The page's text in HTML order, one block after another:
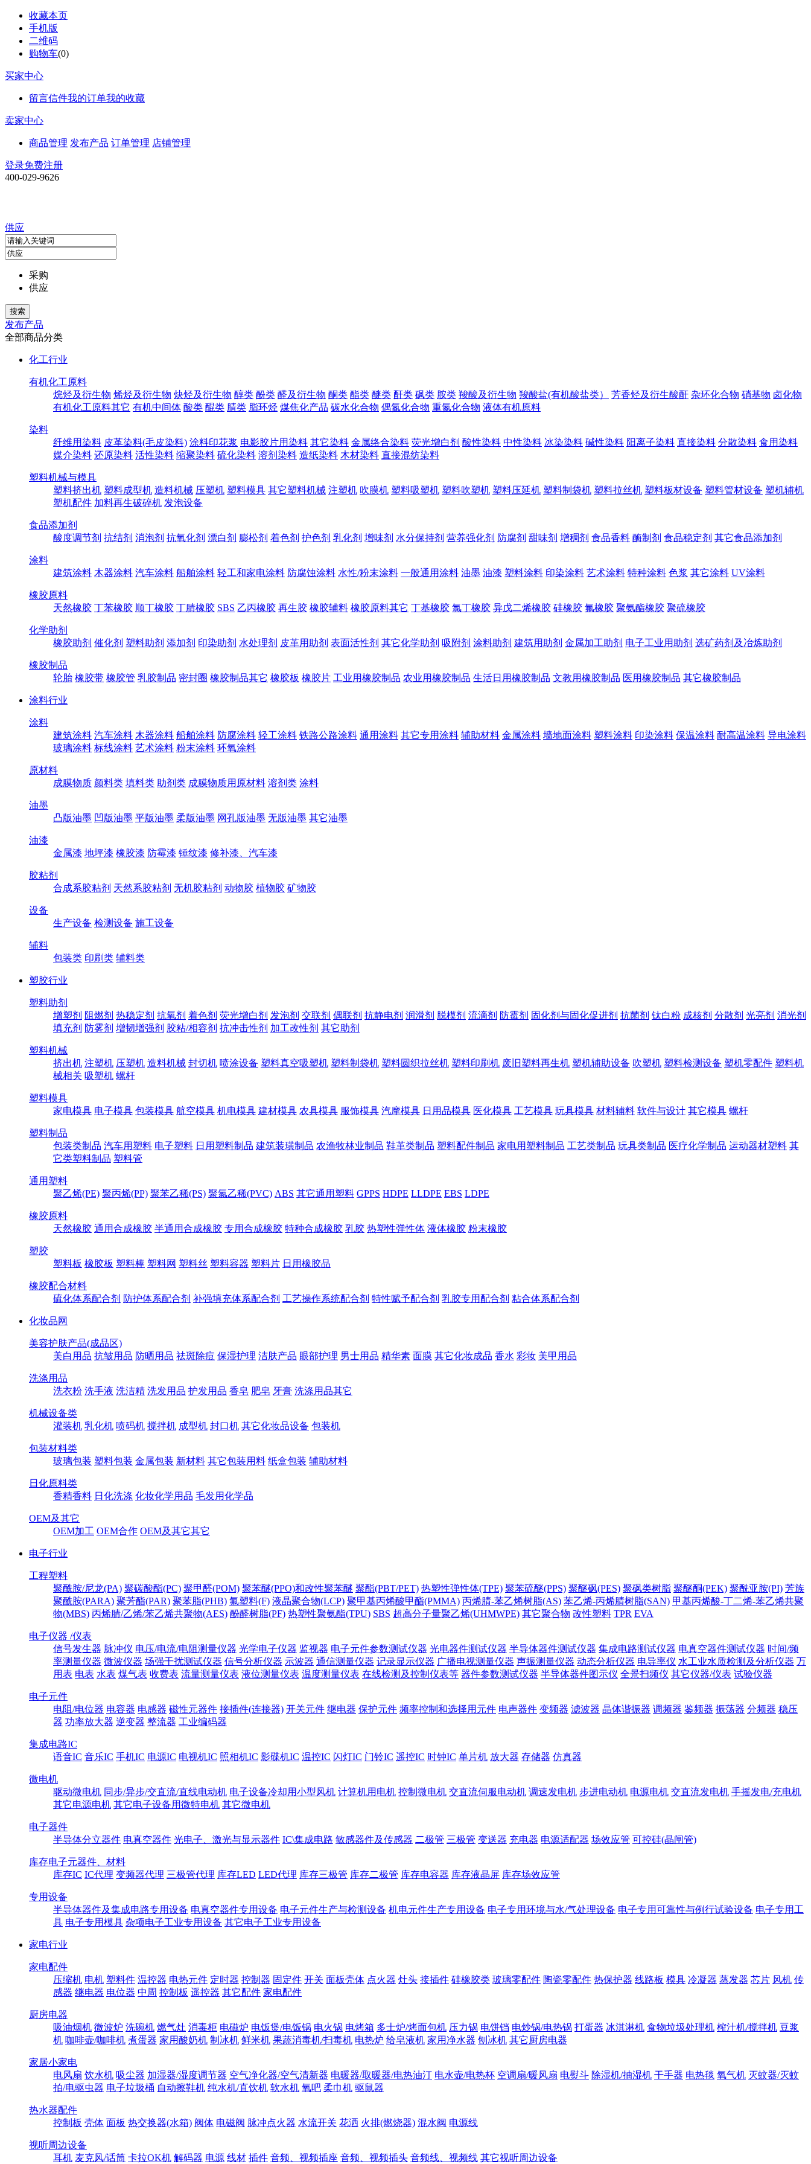
收藏本页
手机版
二维码
购物车(0)
买家中心
留言信件我的订单我的收藏
卖家中心
商品管理 发布产品 订单管理 店铺管理
登录免费注册
400-029-9626
供应
采购
供应
发布产品
全部商品分类
化工行业
有机化工原料
烷烃及衍生物 烯烃及衍生物 炔烃及衍生物 醇类 酚类 醛及衍生物 酮类 酯类 醚类 酐类 砜类 胺类 羧酸及衍生物 羧酸盐(有机酸盐类） 芳香烃及衍生酸酐 杂环化合物 硝基物 卤化物
有机化工原料其它 有机中间体 酸类 醌类 腈类 脂环烃 煤焦化产品 碳水化合物 偶氮化合物 重氮化合物 液体有机原料
染料
纤维用染料 皮革染料(毛皮染料) 涂料印花浆 电影胶片用染料 其它染料 金属络合染料 荧光增白剂 酸性染料 中性染料 冰染染料 碱性染料 阳离子染料 直接染料 分散染料 食用染料
媒介染料 还原染料 活性染料 缩聚染料 硫化染料 溶剂染料 造纸染料 木材染料 直接混纺染料
塑料机械与模具
塑料挤出机 塑料成型机 造料机械 压塑机 塑料模具 其它塑料机械 注塑机 吹膜机 塑料吸塑机 塑料吹塑机 塑料压延机 塑料制袋机 塑料拉丝机 塑料板材设备 塑料管材设备 塑机辅机
塑机配件 加料再生破碎机 发泡设备
食品添加剂
酸度调节剂 抗结剂 消泡剂 抗氧化剂 漂白剂 膨松剂 着色剂 护色剂 乳化剂 增味剂 水分保持剂 营养强化剂 防腐剂 甜味剂 增稠剂 食品香料 酶制剂 食品稳定剂 其它食品添加剂
涂料
建筑涂料 木器涂料 汽车涂料 船舶涂料 轻工和家电涂料 防腐蚀涂料 水性/粉末涂料 一般通用涂料 油墨 油漆 塑料涂料 印染涂料 艺术涂料 特种涂料 色浆 其它涂料 UV涂料
橡胶原料
天然橡胶 丁苯橡胶 顺丁橡胶 丁腈橡胶 SBS 乙丙橡胶 再生胶 橡胶辅料 橡胶原料其它 丁基橡胶 氯丁橡胶 异戊二烯橡胶 硅橡胶 氟橡胶 聚氨酯橡胶 聚硫橡胶
化学助剂
橡胶助剂 催化剂 塑料助剂 添加剂 印染助剂 水处理剂 皮革用助剂 表面活性剂 其它化学助剂 吸附剂 涂料助剂 建筑用助剂 金属加工助剂 电子工业用助剂 选矿药剂及冶炼助剂
橡胶制品
轮胎 橡胶带 橡胶管 乳胶制品 密封圈 橡胶制品其它 橡胶板 橡胶片 工业用橡胶制品 农业用橡胶制品 生活日用橡胶制品 文教用橡胶制品 医用橡胶制品 其它橡胶制品
涂料行业
涂料
建筑涂料 汽车涂料 木器涂料 船舶涂料 防腐涂料 轻工涂料 铁路公路涂料 通用涂料 其它专用涂料 辅助材料 金属涂料 墙地面涂料 塑料涂料 印染涂料 保温涂料 耐高温涂料 导电涂料
玻璃涂料 标线涂料 艺术涂料 粉末涂料 环氧涂料
原材料
成膜物质 颜料类 填料类 助剂类 成膜物质用原材料 溶剂类 涂料
油墨
凸版油墨 凹版油墨 平版油墨 柔版油墨 网孔版油墨 无版油墨 其它油墨
油漆
金属漆 地坪漆 橡胶漆 防霉漆 锤纹漆 修补漆、汽车漆
胶粘剂
合成系胶粘剂 天然系胶粘剂 无机胶粘剂 动物胶 植物胶 矿物胶
设备
生产设备 检测设备 施工设备
辅料
包装类 印刷类 辅料类
塑胶行业
塑料助剂
增塑剂 阻燃剂 热稳定剂 抗氧剂 着色剂 荧光增白剂 发泡剂 交联剂 偶联剂 抗静电剂 润滑剂 脱模剂 流滴剂 防霉剂 固化剂与固化促进剂 抗菌剂 钛白粉 成核剂 分散剂 光亮剂 消光剂
填充剂 防雾剂 增韧增强剂 胶粘/相容剂 抗冲击性剂 加工改性剂 其它助剂
塑料机械
挤出机 注塑机 压塑机 造料机械 封切机 喷涂设备 塑料真空吸塑机 塑料制袋机 塑料圆织拉丝机 塑料印刷机 废旧塑料再生机 塑机辅助设备 吹塑机 塑料检测设备 塑机零配件 塑料机
械相关 吸塑机 螺杆
塑料模具
家电模具 电子模具 包装模具 航空模具 机电模具 建材模具 农具模具 服饰模具 汽摩模具 日用品模具 医化模具 工艺模具 玩具模具 材料辅料 软件与设计 其它模具 螺杆
塑料制品
包装类制品 汽车用塑料 电子塑料 日用塑料制品 建筑装璜制品 农渔牧林业制品 鞋革类制品 塑料配件制品 家电用塑料制品 工艺类制品 玩具类制品 医疗化学制品 运动器材塑料 其
它类塑料制品 塑料管
通用塑料
聚乙烯(PE) 聚丙烯(PP) 聚苯乙稀(PS) 聚氯乙稀(PVC) ABS 其它通用塑料 GPPS HDPE LLDPE EBS LDPE
橡胶原料
天然橡胶 通用合成橡胶 半通用合成橡胶 专用合成橡胶 特种合成橡胶 乳胶 热塑性弹性体 液体橡胶 粉末橡胶
塑胶
塑料板 橡胶板 塑料棒 塑料网 塑料丝 塑料容器 塑料片 日用橡胶品
橡胶配合材料
硫化体系配合剂 防护体系配合剂 补强填充体系配合剂 工艺操作系统配合剂 特性赋予配合剂 乳胶专用配合剂 粘合体系配合剂
化妆品网
美容护肤产品(成品区)
美白用品 抗皱用品 防晒用品 祛斑除痘 保湿护理 洁肤产品 眼部护理 男士用品 精华素 面膜 其它化妆成品 香水 彩妆 美甲用品
洗涤用品
洗衣粉 洗手液 洗洁精 洗发用品 护发用品 香皂 肥皂 牙膏 洗涤用品其它
机械设备类
灌装机 乳化机 喷码机 搅拌机 成型机 封口机 其它化妆品设备 包装机
包装材料类
玻璃包装 塑料包装 金属包装 新材料 其它包装用料 纸盒包装 辅助材料
日化原料类
香精香料 日化洗涤 化妆化学用品 毛发用化学品
OEM及其它
OEM加工 OEM合作 OEM及其它其它
电子行业
工程塑料
聚酰胺/尼龙(PA) 聚碳酸酯(PC) 聚甲醛(POM) 聚苯醚(PPO)和改性聚苯醚 聚酯(PBT/PET) 热塑性弹性体(TPE) 聚苯硫醚(PPS) 聚醚砜(PES) 聚砜类树脂 聚醚酮(PEK) 聚酰亚胺(PI) 芳族
聚酰胺(PARA) 聚芳酯(PAR) 聚苯脂(PHB) 氟塑料(F) 液晶聚合物(LCP) 聚甲基丙烯酸甲酯(PMMA) 丙烯腈-苯乙烯树脂(AS) 苯乙烯-丙烯腈树脂(SAN) 甲基丙烯酸-丁二烯-苯乙烯共聚
物(MBS) 丙烯腈/乙烯/苯乙烯共聚物(AES) 酚醛树脂(PF) 热塑性聚氨酯(TPU) SBS 超高分子量聚乙烯(UHMWPE) 其它聚合物 改性塑料 TPR EVA
电子仪器 /仪表
信号发生器 脉冲仪 电压/电流/电阻测量仪器 光学电子仪器 监视器 电子元件参数测试仪器 光电器件测试仪器 半导体器件测试仪器 集成电路测试仪器 电真空器件测试仪器 时间/频
率测量仪器 微波仪器 场强干扰测试仪器 信号分析仪器 示波器 通信测量仪器 记录显示仪器 广播电视测量仪器 声振测量仪器 动态分析仪器 电导率仪 水工业水质检测及分析仪器 万
用表 电表 水表 煤气表 收费表 流量测量仪表 液位测量仪表 温度测量仪表 在线检测及控制仪表等 器件参数测试仪器 半导体器件图示仪 全景扫频仪 其它仪器/仪表 试验仪器
电子元件
电阻/电位器 电容器 电感器 磁性元器件 接插件(连接器) 开关元件 继电器 保护元件 频率控制和选择用元件 电声器件 变频器 滤波器 晶体谐振器 调频器 鉴频器 振荡器 分频器 稳压
器 功率放大器 逆变器 整流器 工业编码器
集成电路IC
语音IC 音乐IC 手机IC 电源IC 电视机IC 照相机IC 影碟机IC 温控IC 闪灯IC 门铃IC 遥控IC 时钟IC 单片机 放大器 存储器 仿真器
微电机
驱动微电机 同步/异步/交直流/直线电动机 电子设备冷却用小型风机 计算机用电机 控制微电机 交直流伺服电动机 调速发电机 步进电动机 电源电机 交直流发电机 手摇发电/充电机
其它电源电机 其它电子设备用微特电机 其它微电机
电子器件
半导体分立器件 电真空器件 光电子、激光与显示器件 IC\集成电路 敏感器件及传感器 二极管 三极管 变送器 充电器 电源适配器 场效应管 可控硅(晶闸管)
库存电子元器件、材料
库存IC IC代理 变频器代理 三极管代理 库存LED LED代理 库存三极管 库存二极管 库存电容器 库存液晶屏 库存场效应管
专用设备
半导体器件及集成电路专用设备 电真空器件专用设备 电子元件生产与检测设备 机电元件生产专用设备 电子专用环境与水/气处理设备 电子专用可靠性与例行试验设备 电子专用工
具 电子专用模具 杂项电子工业专用设备 其它电子工业专用设备
家电行业
家电配件
压缩机 电机 塑料件 温控器 电热元件 定时器 控制器 固定件 开关 面板壳体 点火器 灶头 接插件 硅橡胶类 玻璃零配件 陶瓷零配件 热保护器 线路板 模具 冷凝器 蒸发器 芯片 风机 传
感器 继电器 电位器 中周 控制板 遥控器 其它配件 家电配件
厨房电器
吸油烟机 微波炉 洗碗机 燃气灶 消毒柜 电磁炉 电饭煲/电饭锅 电火锅 电烤箱 多士炉/烤面包机 压力锅 电饼铛 电炒锅/电热锅 打蛋器 冰淇淋机 食物垃圾处理机 榨汁机/搅拌机 豆浆
机 咖啡壶/咖啡机 煮蛋器 家用酸奶机 制冰机 鲜米机 果蔬消毒机/扫毒机 电热炉 给皂液机 家用净水器 刨冰机 其它厨房电器
家居小家电
电风扇 饮水机 吸尘器 加湿器/湿度调节器 空气净化器/空气清新器 电暖器/取暖器/电热油汀 电水壶/电热杯 空调扇/暖风扇 电熨斗 除湿机/抽湿机 干手器 电热毯 氧气机 灭蚊器/灭蚊
拍/电驱虫器 电子垃圾桶 自动擦鞋机 纯水机/直饮机 软水机 氧吧 柔巾机 驱鼠器
热水器配件
控制板 壳体 面板 热交换器(水箱) 阀体 电磁阀 脉冲点火器 水流开关 花洒 火排(燃烧器) 混水阀 电源线
视听周边设备
耳机 麦克风/话筒 卡拉OK机 解码器 电源 线材 插件 音频、视频插座 音频、视频插头 音频线、视频线 其它视听周边设备